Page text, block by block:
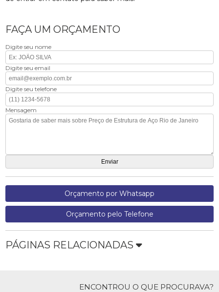
FAÇA UM ORÇAMENTO
Digite seu nome
Digite seu email
Digite seu telefone
Mensagem
Orçamento por Whatsapp
Orçamento pelo Telefone
PÁGINAS RELACIONADAS
ENCONTROU O QUE PROCURAVA?